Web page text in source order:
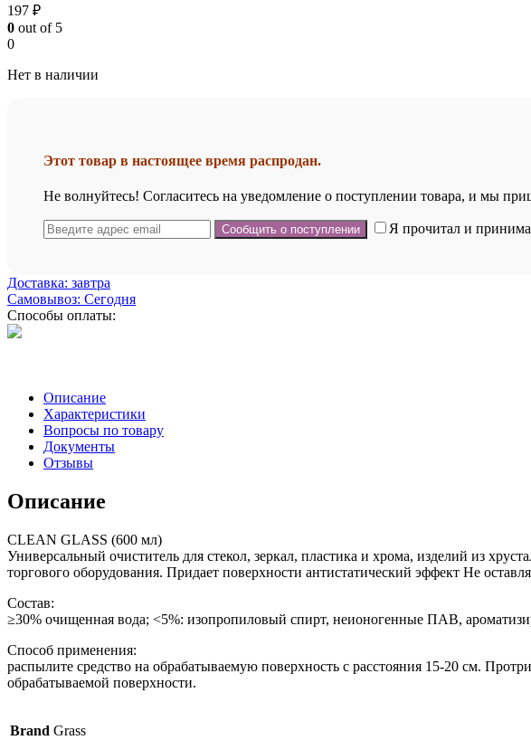
197 ₽
0 out of 5
0
Нет в наличии
Этот товар в настоящее время распродан.
Не волнуйтесь! Согласитесь на уведомление о поступлении товара, и мы
Я прочитал и
Доставка: завтра
Самовывоз: Сегодня
Способы оплаты:
Описание
Характеристики
Вопросы по товару
Документы
Отзывы
Описание
CLEAN GLASS (600 мл)
Универсальный очиститель для стекол, зеркал, пластика и хрома, изделий из
торгового оборудования. Придает поверхности антистатический эффект Не
Состав:
≥30% очищенная вода; <5%: изопропиловый спирт, неионогенные ПАВ,
Способ применения:
распылите средство на обрабатываемую поверхность с расстояния 15-20 см.
обрабатываемой поверхности.
Brand Grass